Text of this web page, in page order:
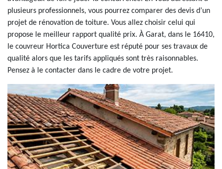
plusieurs professionnels, vous pourrez comparer des devis d’un
projet de rénovation de toiture. Vous allez choisir celui qui
propose le meilleur rapport qualité prix. À Garat, dans le 16410,
le couvreur Hortica Couverture est réputé pour ses travaux de
qualité alors que les tarifs appliqués sont très raisonnables.
Pensez à le contacter dans le cadre de votre projet.